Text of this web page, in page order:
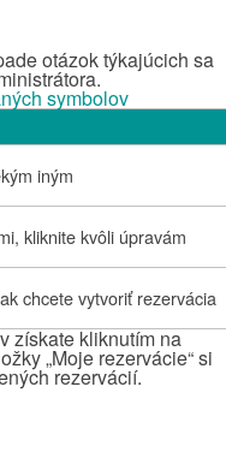
otázok týkajúcich sa
symbolov
iným
kliknite kvôli úpravám
chcete vytvoriť rezervácia
získate kliknutím na
„Moje rezervácie“ si
rezervácií.